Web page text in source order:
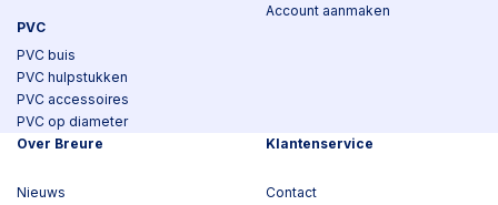
PVC
PVC buis
PVC hulpstukken
PVC accessoires
PVC op diameter
Account aanmaken
Over Breure
Nieuws
Klantenservice
Contact